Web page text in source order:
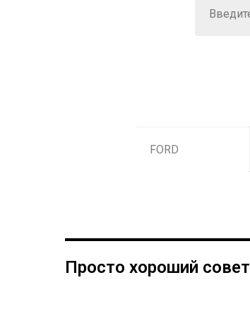
Просто хороший совет